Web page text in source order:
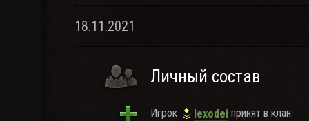
18.11.2021
Личный состав
Игрок lexodei принят в клан.